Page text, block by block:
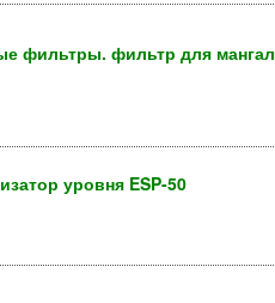
фильтры. фильтр для
уровня ESP-50